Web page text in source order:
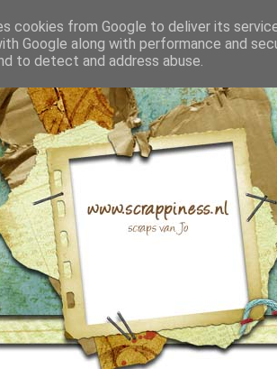
cookies from Google to deliver its
Google along with performance and
to detect and address abuse.